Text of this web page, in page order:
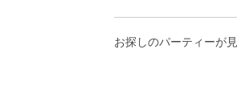
お探しのパーティーが